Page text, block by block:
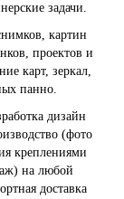
задачи.
картин
проектов и
карт, зеркал,
панно.
дизайн
(фото
креплениями
на любой
доставка